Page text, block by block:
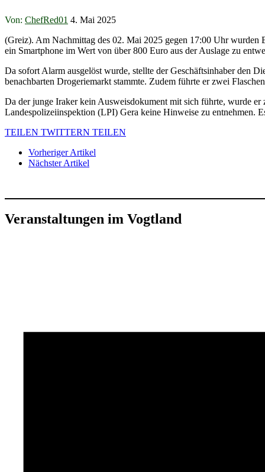
Von: ChefRed01 4. Mai 2025
(Greiz). Am Nachmittag des 02. Mai 2025 gegen 17:00 Uhr wurden
ein Smartphone im Wert von über 800 Euro aus der Auslage zu
Da sofort Alarm ausgelöst wurde, stellte der Geschäftsinhaber den
benachbarten Drogeriemarkt stammte. Zudem führte er zwei
Da der junge Iraker kein Ausweisdokument mit sich führte, wurde
Landespolizeiinspektion (LPI) Gera keine Hinweise zu entnehmen.
TEILEN TWITTERN TEILEN
Vorheriger Artikel
Nächster Artikel
Veranstaltungen im Vogtland